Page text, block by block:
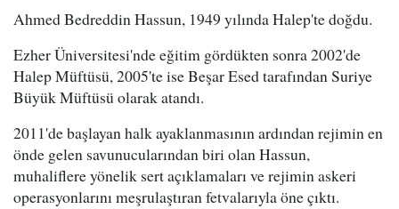
Ahmed Bedreddin Hassun, 1949 yılında Halep'te doğdu.
Ezher Üniversitesi'nde eğitim gördükten sonra 2002'de
Halep Müftüsü, 2005'te ise Beşar Esed tarafından Suriye
Büyük Müftüsü olarak atandı.
2011'de başlayan halk ayaklanmasının ardından rejimin en
önde gelen savunucularından biri olan Hassun,
muhaliflere yönelik sert açıklamaları ve rejimin askeri
operasyonlarını meşrulaştıran fetvalarıyla öne çıktı.